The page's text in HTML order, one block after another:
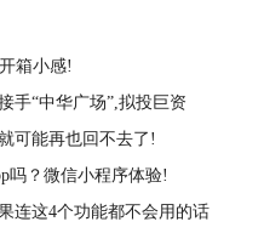
箱小感!
手“中华广场”,拟投巨资
可能再也回不去了!
吗？微信小程序体验!
连这4个功能都不会用的话